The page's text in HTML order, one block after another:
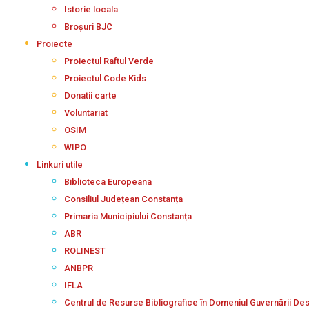
Istorie locala
Broșuri BJC
Proiecte
Proiectul Raftul Verde
Proiectul Code Kids
Donatii carte
Voluntariat
OSIM
WIPO
Linkuri utile
Biblioteca Europeana
Consiliul Județean Constanța
Primaria Municipiului Constanța
ABR
ROLINEST
ANBPR
IFLA
Centrul de Resurse Bibliografice în Domeniul Guvernării